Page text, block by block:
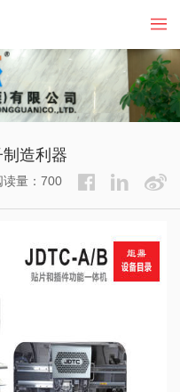
造利器
读量：700